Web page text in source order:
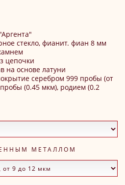
стекло, фианит. фиан 8 мм
цепочки
на основе латуни
серебром 999 пробы (от
(0.45 мкм), родием (0.2
МЕТАЛЛОМ